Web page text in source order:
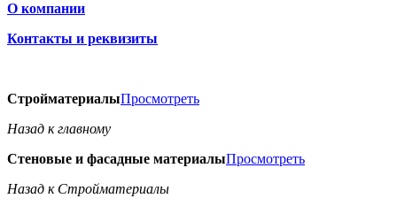
О компании
Контакты и реквизиты
СтройматериалыПросмотреть
Назад к главному
Стеновые и фасадные материалыПросмотреть
Назад к Стройматериалы